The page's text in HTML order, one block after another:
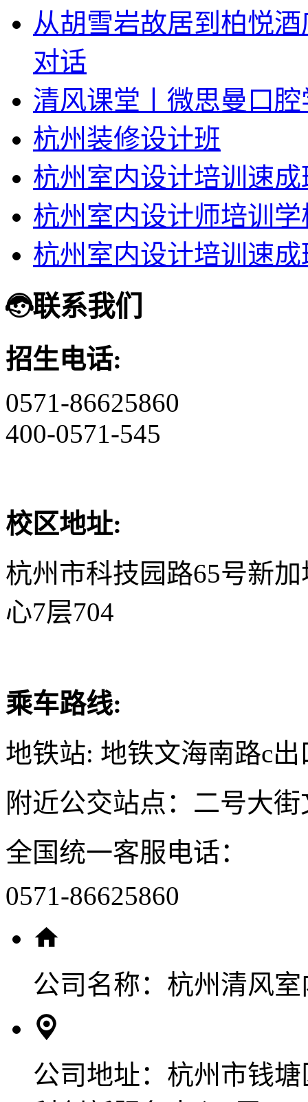
从胡雪岩故居到柏悦
对话
清风课堂丨微思曼口
杭州装修设计班
杭州室内设计培训速成
杭州室内设计师培训
杭州室内设计培训速成
联系我们
招生电话:
0571-86625860
400-0571-545
校区地址:
杭州市科技园路65号新
心7层704
乘车路线:
地铁站: 地铁文海南路c出
附近公交站点：二号大
全国统一客服电话：
0571-86625860
公司名称： 杭州清风
公司地址： 杭州市钱